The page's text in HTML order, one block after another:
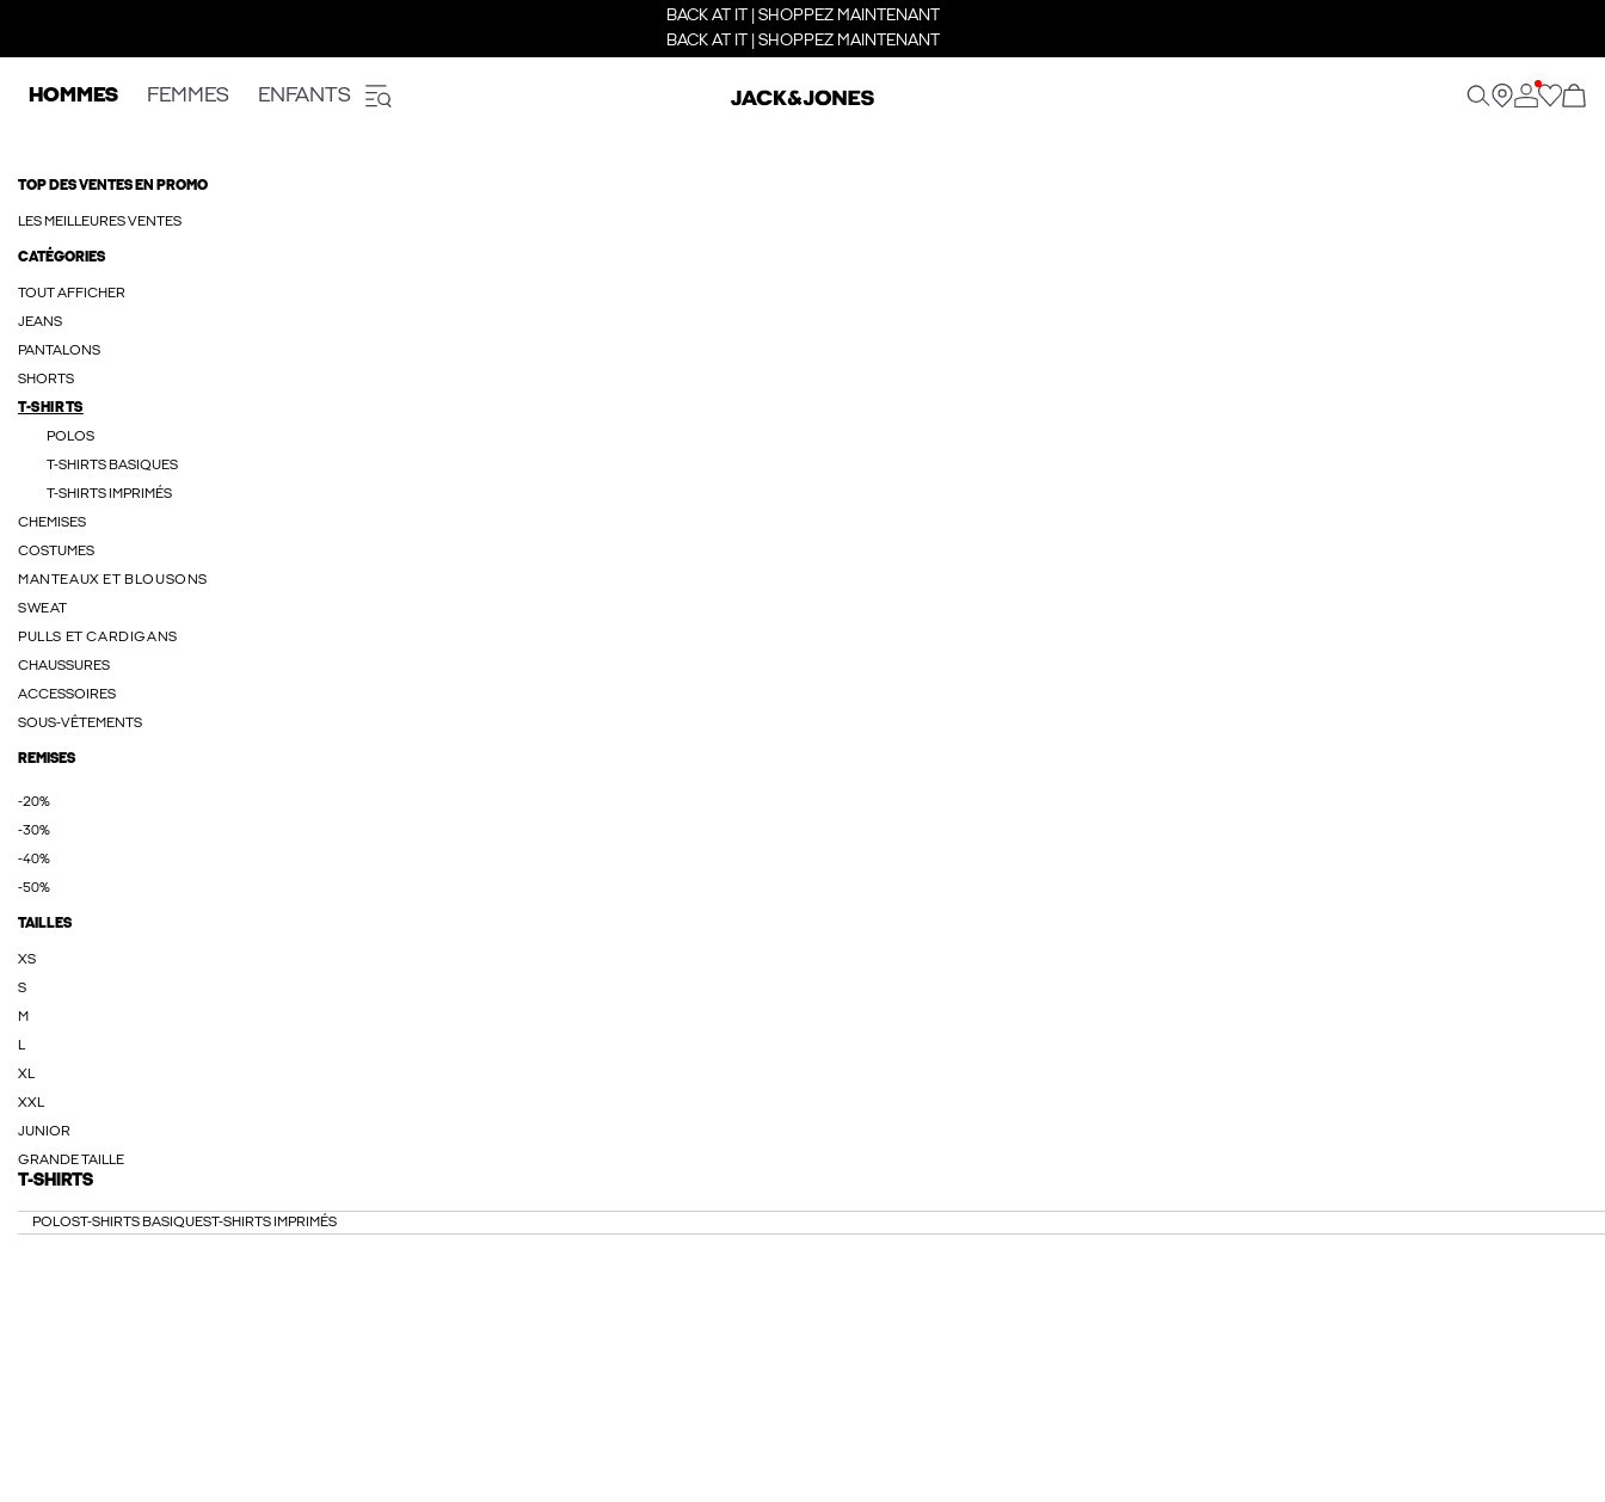
BACK AT IT | SHOPPEZ MAINTENANT
BACK AT IT | SHOPPEZ MAINTENANT
HOMMES FEMMES ENFANTS
TOP DES VENTES EN PROMO
LES MEILLEURES VENTES
CATÉGORIES
TOUT AFFICHER
JEANS
PANTALONS
SHORTS
T-SHIRTS
POLOS
T-SHIRTS BASIQUES
T-SHIRTS IMPRIMÉS
CHEMISES
COSTUMES
MANTEAUX ET BLOUSONS
SWEAT
PULLS ET CARDIGANS
CHAUSSURES
ACCESSOIRES
SOUS-VÊTEMENTS
REMISES
-20%
-30%
-40%
-50%
TAILLES
XS
S
M
L
XL
XXL
JUNIOR
GRANDE TAILLE
T-SHIRTS
POLOST-SHIRTS BASIQUEST-SHIRTS IMPRIMÉS